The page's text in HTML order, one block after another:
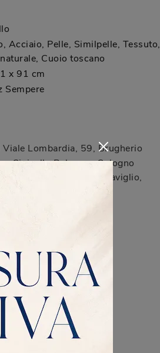
Acciaio, Pelle, Similpelle, Tessuto,
Cuoio toscano
x 91 cm
Sempere
Viale Lombardia, 59, Brugherio
Cinisello Balsamo, Cologno
Cernusco sul Naviglio,